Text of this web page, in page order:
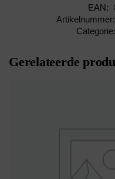
EAN:
Artikelnummer:
Categorie:
Gerelateerde